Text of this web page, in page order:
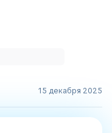
15 декабря 2025